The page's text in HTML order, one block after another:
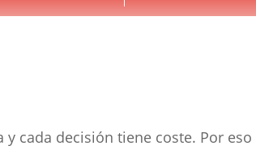
cada decisión tiene coste. Por eso